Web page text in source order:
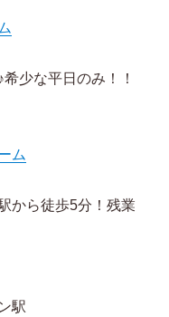
少な平日のみ！！
ム
から徒歩5分！残業
駅